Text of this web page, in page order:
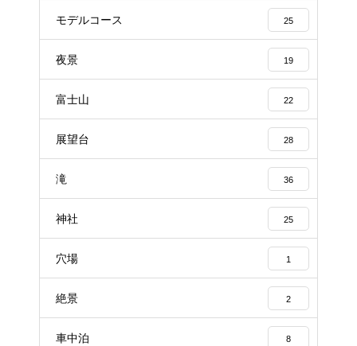
モデルコース 25
夜景 19
富士山 22
展望台 28
滝 36
神社 25
穴場 1
絶景 2
車中泊 8